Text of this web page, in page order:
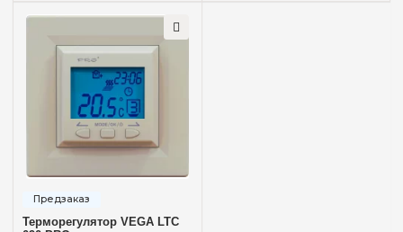
Терморегулятор VEGA LTC